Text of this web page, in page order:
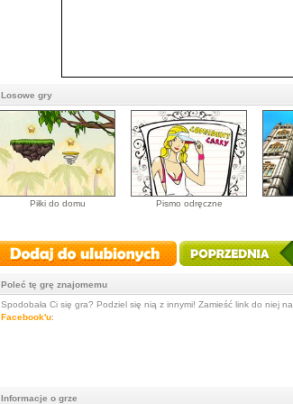
Losowe gry
Piłki do domu Pismo odręczne
Poleć tę grę znajomemu
Spodobała Ci się gra? Podziel się nią z innymi! Zamieść link do niej na
Facebook'u:
Informacje o grze